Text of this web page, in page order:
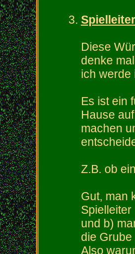
Diese
denke
ich werde
Es ist ein
Hause
machen
Z.B. ob
Gut, man
und b)
die
Also